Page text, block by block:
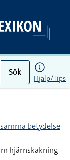
Sök
Hjälp/Tips
betydelse
hjärnskakning